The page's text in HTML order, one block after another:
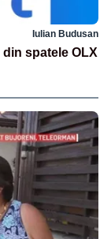
Iulian Budusan
spatele OLX